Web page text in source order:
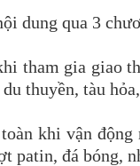
dung qua 3
tham gia giao
thuyền, tàu
khi vận
patin, đá bóng,